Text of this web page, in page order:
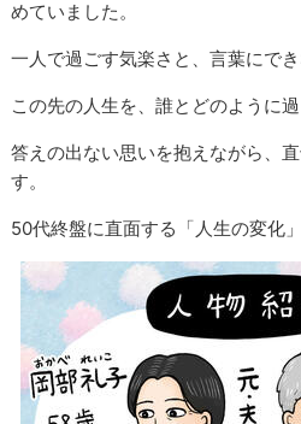
めていました。
一人で過ごす気楽さと、言葉にでき
この先の人生を、誰とどのように過
答えの出ない思いを抱えながら、
す。
50代終盤に直面する「人生の変化